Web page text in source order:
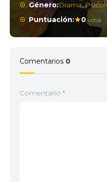
Género:Drama,
Puntuación:
0 votos
Comentarios 0
Comentario *